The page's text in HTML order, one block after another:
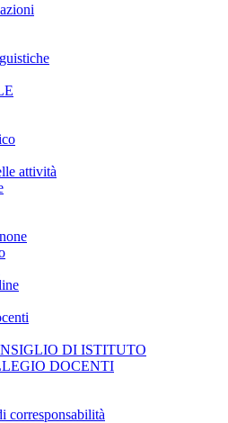
attività
DI ISTITUTO
DOCENTI
corresponsabilità